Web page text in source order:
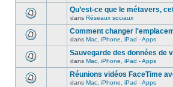
Qu’est-ce que le métavers,
dans Réseaux sociaux
Comment changer
dans Mac, iPhone, iPad - Apps
Sauvegarde des données de
dans Mac, iPhone, iPad - Apps
Réunions vidéos FaceTime
dans Mac, iPhone, iPad - Apps